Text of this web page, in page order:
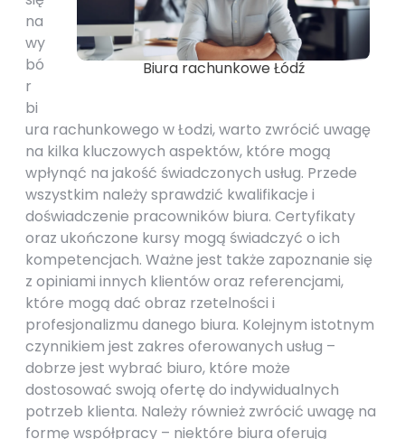
Biura rachunkowe Łódź
na
wy
bó
r
bi
ura rachunkowego w Łodzi, warto zwrócić uwagę
na kilka kluczowych aspektów, które mogą
wpłynąć na jakość świadczonych usług. Przede
wszystkim należy sprawdzić kwalifikacje i
doświadczenie pracowników biura. Certyfikaty
oraz ukończone kursy mogą świadczyć o ich
kompetencjach. Ważne jest także zapoznanie się
z opiniami innych klientów oraz referencjami,
które mogą dać obraz rzetelności i
profesjonalizmu danego biura. Kolejnym istotnym
czynnikiem jest zakres oferowanych usług –
dobrze jest wybrać biuro, które może
dostosować swoją ofertę do indywidualnych
potrzeb klienta. Należy również zwrócić uwagę na
formę współpracy – niektóre biura oferują